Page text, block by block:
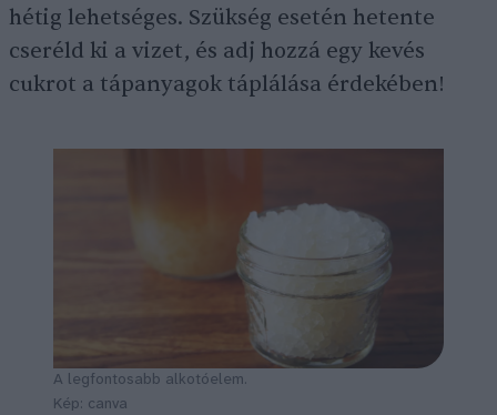
hétig lehetséges. Szükség esetén hetente
cseréld ki a vizet, és adj hozzá egy kevés
cukrot a tápanyagok táplálása érdekében!
A legfontosabb alkotóelem.
Kép: canva